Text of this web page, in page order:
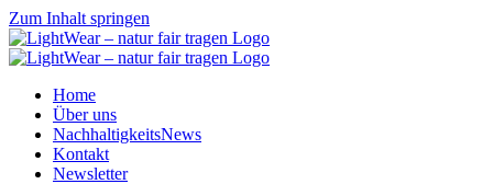
Zum Inhalt springen
Home
Über uns
NachhaltigkeitsNews
Kontakt
Newsletter